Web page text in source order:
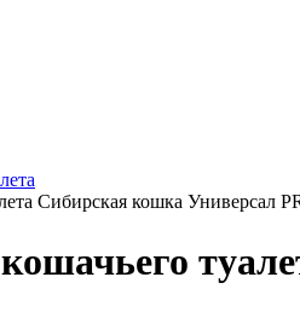
Сибирская кошка Универсал